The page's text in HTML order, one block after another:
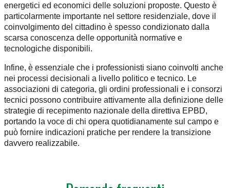
energetici ed economici delle soluzioni proposte. Questo è
particolarmente importante nel settore residenziale, dove il
coinvolgimento del cittadino è spesso condizionato dalla
scarsa conoscenza delle opportunità normative e
tecnologiche disponibili.
Infine, è essenziale che i professionisti siano coinvolti anche
nei processi decisionali a livello politico e tecnico. Le
associazioni di categoria, gli ordini professionali e i consorzi
tecnici possono contribuire attivamente alla definizione delle
strategie di recepimento nazionale della direttiva EPBD,
portando la voce di chi opera quotidianamente sul campo e
può fornire indicazioni pratiche per rendere la transizione
davvero realizzabile.